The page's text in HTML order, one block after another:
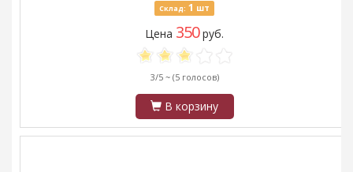
Склад: 1 шт
Цена 350руб.
3/5 ~ (5 голосов)
В корзину